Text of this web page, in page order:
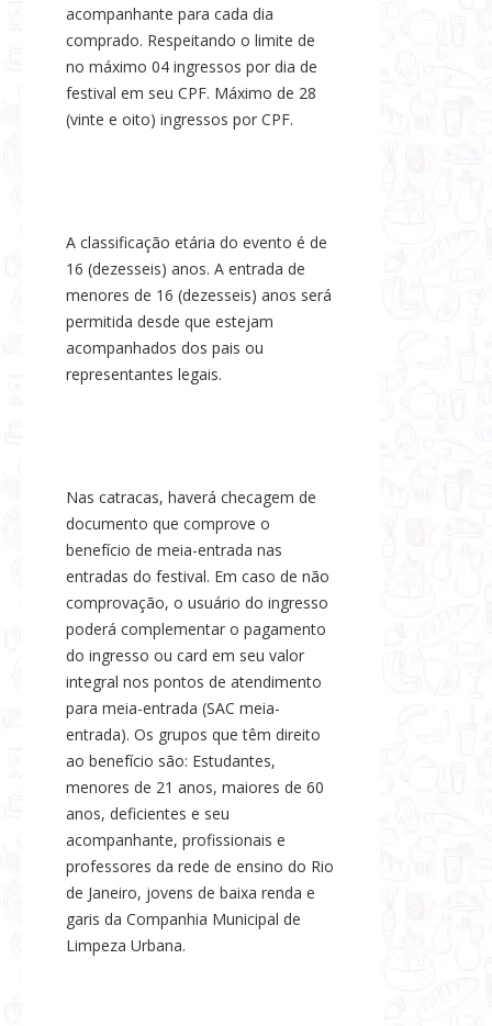
acompanhante para cada dia
comprado. Respeitando o limite de
no máximo 04 ingressos por dia de
festival em seu CPF. Máximo de 28
(vinte e oito) ingressos por CPF.
A classificação etária do evento é de
16 (dezesseis) anos. A entrada de
menores de 16 (dezesseis) anos será
permitida desde que estejam
acompanhados dos pais ou
representantes legais.
Nas catracas, haverá checagem de
documento que comprove o
benefício de meia-entrada nas
entradas do festival. Em caso de não
comprovação, o usuário do ingresso
poderá complementar o pagamento
do ingresso ou card em seu valor
integral nos pontos de atendimento
para meia-entrada (SAC meia-
entrada). Os grupos que têm direito
ao benefício são: Estudantes,
menores de 21 anos, maiores de 60
anos, deficientes e seu
acompanhante, profissionais e
professores da rede de ensino do Rio
de Janeiro, jovens de baixa renda e
garis da Companhia Municipal de
Limpeza Urbana.